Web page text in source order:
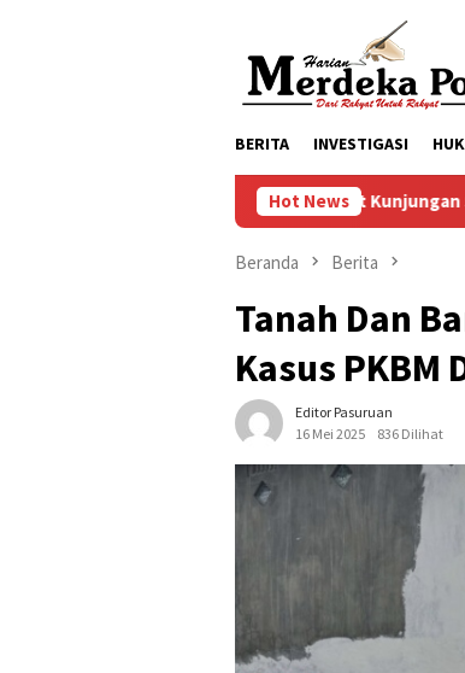
BERITA INVESTIGASI
Hot News
Mendapat Kunjungan Sosok Budayawan dari
Beranda Berita
Tanah Dan
Kasus PKBM
Editor Pasuruan
16 Mei 2025
836 Dilihat